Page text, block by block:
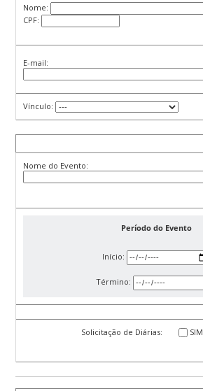
Nome:
CPF:
E-mail:
Vínculo:
Nome do Evento:
Período do Evento
Início:
Término:
Solicitação de Diárias: SIM